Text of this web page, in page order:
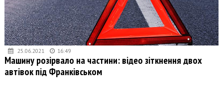
25.06.2021 16:49
Машину розірвало на частини: відео зіткнення двох
автівок під Франківськом